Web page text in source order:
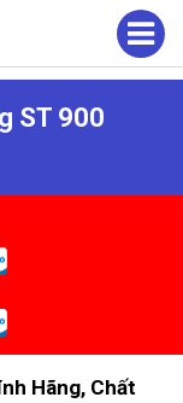
ST 900
Hãng, Chất